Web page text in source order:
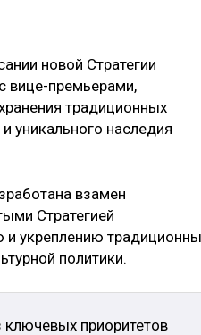
новой Стратегии
вице-премьерами,
традиционных
уникального наследия
взамен
Стратегией
и укреплению
политики.
ключевых приоритетов